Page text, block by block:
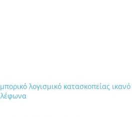
λογισμικό κατασκοπείας ικανό